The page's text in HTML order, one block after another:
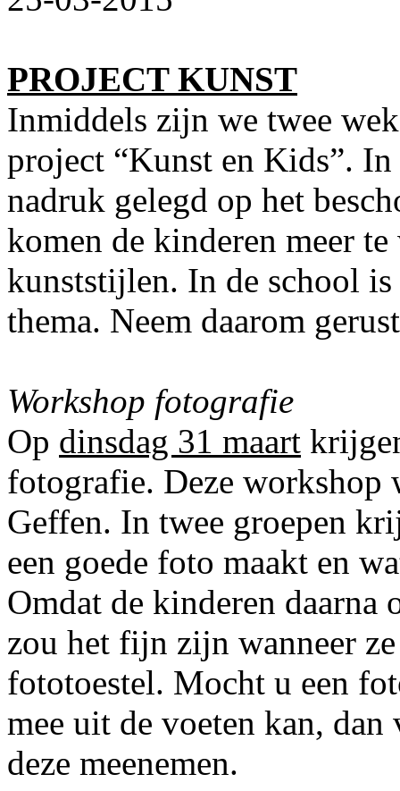
PROJECT KUNST
Inmiddels zijn we twee
project “Kunst en Kids”. In
nadruk gelegd op het
komen de kinderen meer
kunststijlen. In de school is
thema. Neem daarom
Workshop fotografie
Op dinsdag 31 maart
fotografie. Deze workshop
Geffen. In twee groepen
een goede foto maakt en
Omdat de kinderen daarna
zou het fijn zijn wanneer
fototoestel. Mocht u een
mee uit de voeten kan,
deze meenemen.